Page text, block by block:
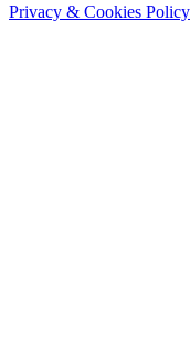
Privacy & Cookies Policy